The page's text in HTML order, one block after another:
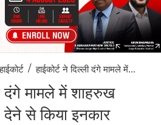
/ हाईकोर्ट ने दिल्ली दंगे मामले में...
दंगे मामले में शाहरुख
से किया इनकार